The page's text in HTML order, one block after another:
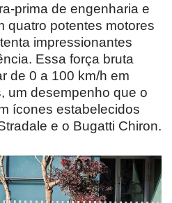
prima de engenharia e
quatro potentes motores
impressionantes
Essa força bruta
de 0 a 100 km/h em
um desempenho que o
ícones estabelecidos
e o Bugatti Chiron.